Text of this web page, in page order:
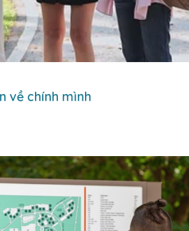
về chính mình